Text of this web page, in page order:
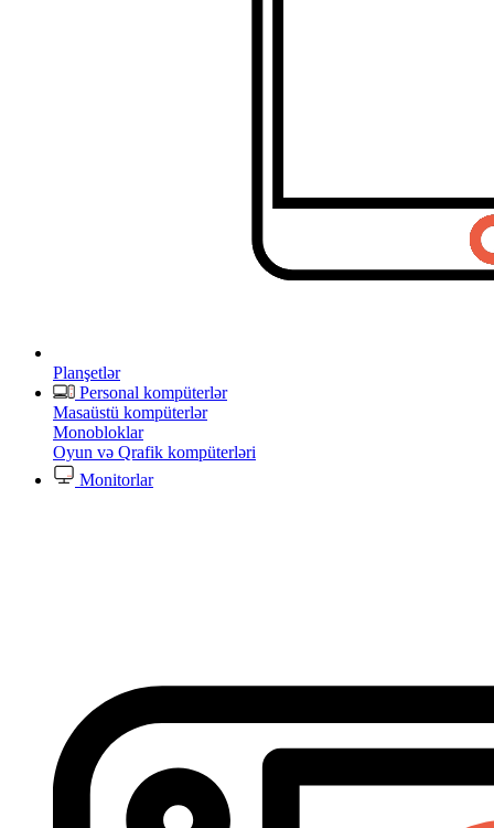
Planşetlər
Personal kompüterlər
Masaüstü kompüterlər
Monobloklar
Oyun və Qrafik kompüterləri
Monitorlar